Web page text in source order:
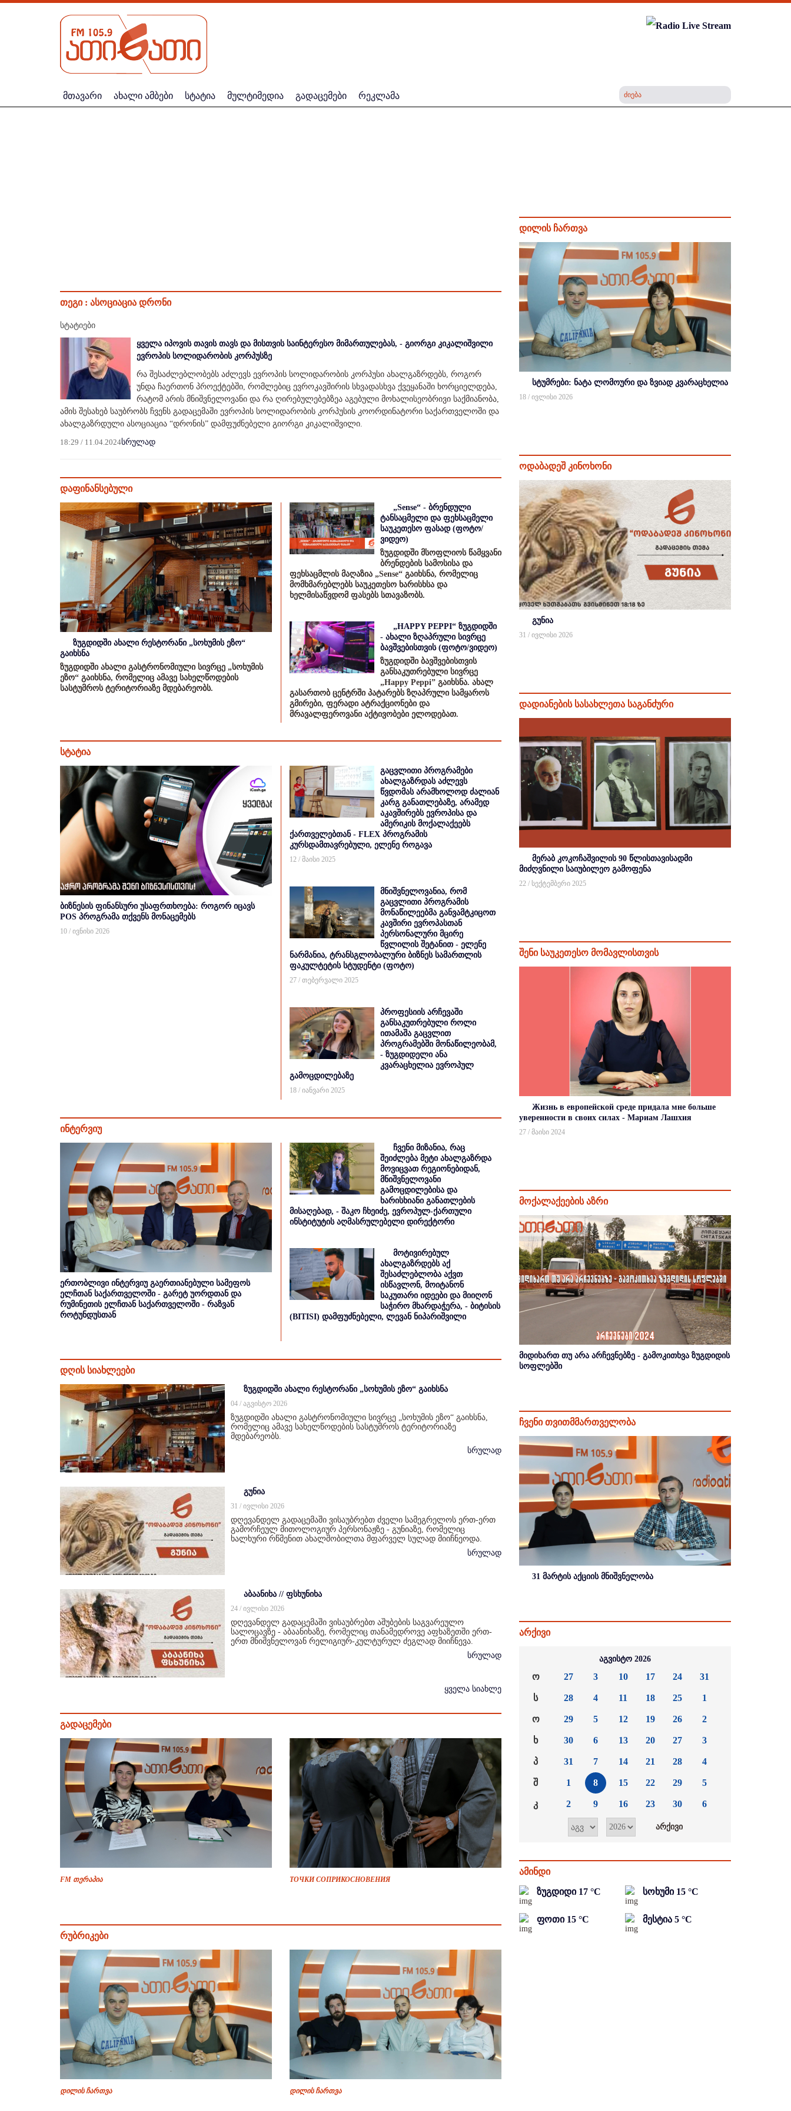
მთავარი ახალი ამბები სტატია მულტიმედია გადაცემები რეკლამა
თეგი : ასოციაცია დრონი
სტატიები
ყველა იპოვის თავის თავს და მისთვის საინტერესო მიმართულებას, - გიორგი კიკალიშვილი
ევროპის სოლიდარობის კორპუსზე
რა შესაძლებლობებს აძლევს ევროპის სოლიდარობის კორპუსი ახალგაზრდებს, როგორ
უნდა ჩაერთონ პროექტებში, რომლებიც ევროკავშირის სხვადასხვა ქვეყანაში ხორციელდება,
რატომ არის მნიშვნელოვანი და რა ღირებულებებზეა აგებული მოხალისეობრივი საქმიანობა,
ამის შესახებ საუბრობს ჩვენს გადაცემაში ევროპის სოლიდარობის კორპუსის კოორდინატორი საქართველოში და
ახალგაზრდული ასოციაცია “დრონის” დამფუძნებელი გიორგი კიკალიშვილი.
18:29 / 11.04.2024სრულად
დაფინანსებული
ზუგდიდში ახალი რესტორანი „სოხუმის ეზო“
გაიხსნა
ზუგდიდში ახალი გასტრონომიული სივრცე „სოხუმის
ეზო“ გაიხსნა, რომელიც ამავე სახელწოდების
სასტუმროს ტერიტორიაზე მდებარეობს.
„Sense“ - ბრენდული
ტანსაცმელი და ფეხსაცმელი
საუკეთესო ფასად (ფოტო/
ვიდეო)
ზუგდიდში მსოფლიოს წამყვანი
ბრენდების სამოსისა და
ფეხსაცმლის მაღაზია „Sense“ გაიხსნა, რომელიც
მომხმარებლებს საუკეთესო ხარისხსა და
ხელმისაწვდომ ფასებს სთავაზობს.
„HAPPY PEPPI“ ზუგდიდში
- ახალი ზღაპრული სივრცე
ბავშვებისთვის (ფოტო/ვიდეო)
ზუგდიდში ბავშვებისთვის
განსაკუთრებული სივრცე
„Happy Peppi” გაიხსნა. ახალ
გასართობ ცენტრში პატარებს ზღაპრული სამყაროს
გმირები, ფერადი ატრაქციონები და
მრავალფეროვანი აქტივობები ელოდებათ.
სტატია
ბიზნესის ფინანსური უსაფრთხოება: როგორ იცავს
POS პროგრამა თქვენს მონაცემებს
10 / ივნისი 2026
გაცვლითი პროგრამები
ახალგაზრდას აძლევს
წვდომას არამხოლოდ ძალიან
კარგ განათლებაზე, არამედ
აკავშირებს ევროპისა და
ამერიკის მოქალაქეებს
ქართველებთან - FLEX პროგრამის
კურსდამთავრებული, ელენე როგავა
12 / მაისი 2025
მნიშვნელოვანია, რომ
გაცვლითი პროგრამის
მონაწილეებმა განვამტკიცოთ
კავშირი ევროპასთან
პერსონალური მცირე
წვლილის შეტანით - ელენე
ნარმანია, ტრანსგლობალური ბიზნეს სამართლის
ფაკულტეტის სტუდენტი (ფოტო)
27 / თებერვალი 2025
პროფესიის არჩევაში
განსაკუთრებული როლი
ითამაშა გაცვლით
პროგრამებში მონაწილეობამ,
- ზუგდიდელი ანა
კვარაცხელია ევროპულ
გამოცდილებაზე
18 / იანვარი 2025
ინტერვიუ
ერთობლივი ინტერვიუ გაერთიანებული სამეფოს
ელჩთან საქართველოში - გარეტ უორდთან და
რუმინეთის ელჩთან საქართველოში - რაზვან
როტუნდუსთან
ჩვენი მიზანია, რაც
შეიძლება მეტი ახალგაზრდა
მოვიცვათ რეგიონებიდან,
მნიშვნელოვანი
გამოცდილებისა და
ხარისხიანი განათლების
მისაღებად, - შაკო ჩხეიძე, ევროპულ-ქართული
ინსტიტუტის აღმასრულებელი დირექტორი
მოტივირებულ
ახალგაზრდებს აქ
შესაძლებლობა აქვთ
ისწავლონ, მოიტანონ
საკუთარი იდეები და მიიღონ
საჭირო მხარდაჭერა, - ბიტისის
(BITISI) დამფუძნებელი, ლევან ნიპარიშვილი
დღის სიახლეები
ზუგდიდში ახალი რესტორანი „სოხუმის ეზო“ გაიხსნა
04 / აგვისტო 2026
ზუგდიდში ახალი გასტრონომიული სივრცე „სოხუმის ეზო“ გაიხსნა,
რომელიც ამავე სახელწოდების სასტუმროს ტერიტორიაზე
მდებარეობს.
სრულად
გუნია
31 / ივლისი 2026
დღევანდელ გადაცემაში ვისაუბრებთ ძველი სამეგრელოს ერთ-ერთ
გამორჩეულ მითოლოგიურ პერსონაჟზე - გუნიაზე, რომელიც
ხალხური რწმენით ახალშობილთა მფარველ სულად მიიჩნეოდა.
სრულად
აბაანიხა // ფსხუნიხა
24 / ივლისი 2026
დღევანდელ გადაცემაში ვისაუბრებთ აშუბების საგვარეულო
სალოცავზე - აბაანიხაზე, რომელიც თანამედროვე აფხაზეთში ერთ-
ერთ მნიშვნელოვან რელიგიურ-კულტურულ ძეგლად მიიჩნევა.
სრულად
ყველა სიახლე
გადაცემები
FM თერაპია ТОЧКИ СОПРИКОСНОВЕНИЯ
რუბრიკები
დილის ჩართვა დილის ჩართვა
დილის ჩართვა
სტუმრები: ნატა ლომოური და ზვიად კვარაცხელია
18 / ივლისი 2026
ოდაბადეშ კინოხონი
გუნია
31 / ივლისი 2026
დადიანების სასახლეთა საგანძური
მერაბ კოკოჩაშვილის 90 წლისთავისადმი
მიძღვნილი საიუბილეო გამოფენა
22 / სექტემბერი 2025
შენი საუკეთესო მომავლისთვის
Жизнь в европейской среде придала мне больше
уверенности в своих силах - Мариам Лашхия
27 / მაისი 2024
მოქალაქეების აზრი
მიდიხართ თუ არა არჩევნებზე - გამოკითხვა ზუგდიდის
სოფლებში
ჩვენი თვითმმართველობა
31 მარტის აქციის მნიშვნელობა
არქივი
აგვისტო 2026
ო
ს
ო
ხ
პ
შ
კ
27
28
29
30
31
1
2
3
4
5
6
7
8
9
10
11
12
13
14
15
16
17
18
19
20
21
22
23
24
25
26
27
28
29
30
31
1
2
3
4
5
6
ამინდი
ზუგდიდი 17 °C სოხუმი 15 °C
ფოთი 15 °C მესტია 5 °C